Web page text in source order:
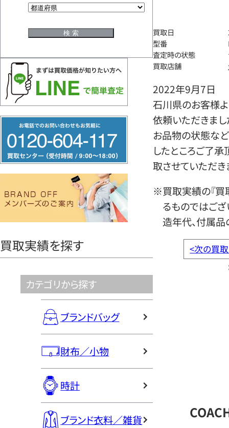
リ
ー
ヤ
買取実績を探す
カテゴリから探す
ブランドバッグ
財布／小物
時計
ブランド衣料／雑貨
買取日
型番
査定時の状態
買取店舗
2022年9月7日
石川県のお客様
依頼いただきまし
お品物の状態など
したところご了
取させていただき
※買取実績の『買
るものではござ
造年代、付属品
<次の買